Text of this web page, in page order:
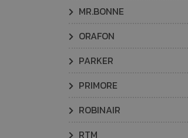
MR.BONNE
ORAFON
PARKER
PRIMORE
ROBINAIR
RTM